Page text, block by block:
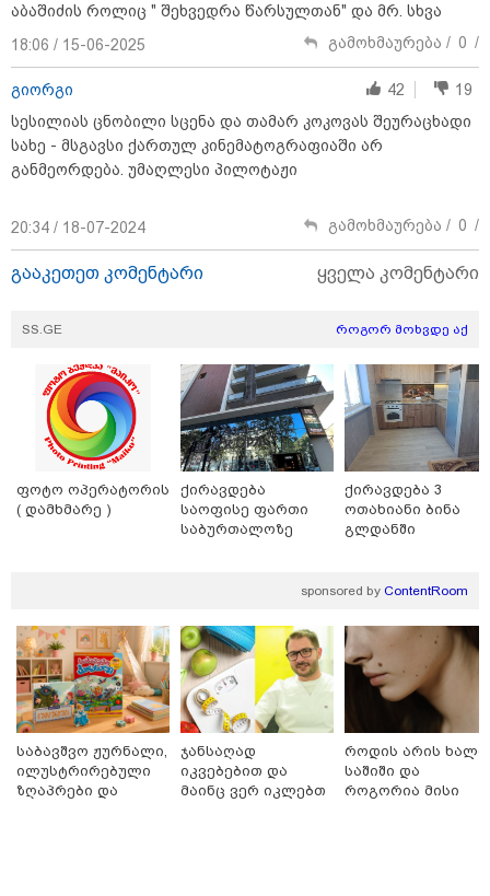
16:22 / 08-08-2026
"აი, ეს არის სამშობლოს
ღალატი" - როგორ ეხმაურება
ნიკა გვარამია აგვისტოს ომთან
დაკავშირებით ირაკლი
კობახიძის განცხადებას?
კატეგორიის ყველა სიახლე
„გაჩნდა მოთხოვნა სააგარაკე
იცვლება უძრავი ქონების ბაზარი
„გადავწყვიტეთ, უკვე
დასრულებული სივრცის
მონახულების შესაძლებლობა
ახლავე მოგცეთ“ - თბილისის
ახალი ზოოპარკი სატესტო
რა არის ცნობილი,
საქართველოში დაფუძნებულ
კრიპტოკომპანიაზე, რომელიც
აშშ-ს სახაზინო დეპარტამენტმა
დაასანქცირა
კონფლიქტები
აბაშიძის როლიც " შეხვედრა წარსულთან" და მრ. სხვა
18:06 / 15-06-2025
გამოხმაურება / 0 /
გიორგი 42
19
სესილიას ცნობილი სცენა და თამარ კოკოვას შეურაცხადი
სახე - მსგავსი ქართულ კინემატოგრაფიაში არ
განმეორდება. უმაღლესი პილოტაჟი
20:34 / 18-07-2024 გამოხმაურება / 0 /
გააკეთეთ კომენტარი ყველა კომენტარი
SS.GE როგორ მოხვდე აქ
ფოტო ოპერატორის
( დამხმარე )
ქირავდება
საოფისე ფართი
საბურთალოზე
ქირავდება 3
ოთახიანი ბინა
გლდანში
sponsored by ContentRoom
საბავშვო ჟურნალი,
ილუსტრირებული
ზღაპრები და
ჯანსაღად
იკვებებით და
მაინც ვერ იკლებთ
როდის არის ხალი
საშიში და
როგორია მისი